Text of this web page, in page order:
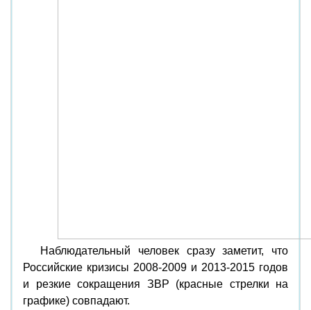
Наблюдательный человек сразу заметит, что
Российские кризисы 2008-2009 и 2013-2015 годов
и резкие сокращения ЗВР (красные стрелки на
графике) совпадают.